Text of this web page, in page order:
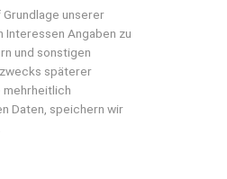
unserer
Angaben zu
und sonstigen
späterer
mehrheitlich
Daten, speichern wir